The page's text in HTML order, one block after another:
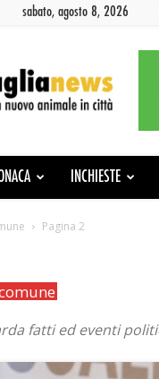
sabato, agosto 8, 2026
INCHIESTE
Pagina 2
fatti ed eventi